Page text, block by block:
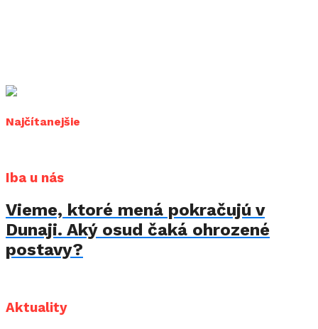
Najčítanejšie
Iba u nás
Vieme, ktoré mená pokračujú v
Dunaji. Aký osud čaká ohrozené
postavy?
Aktuality